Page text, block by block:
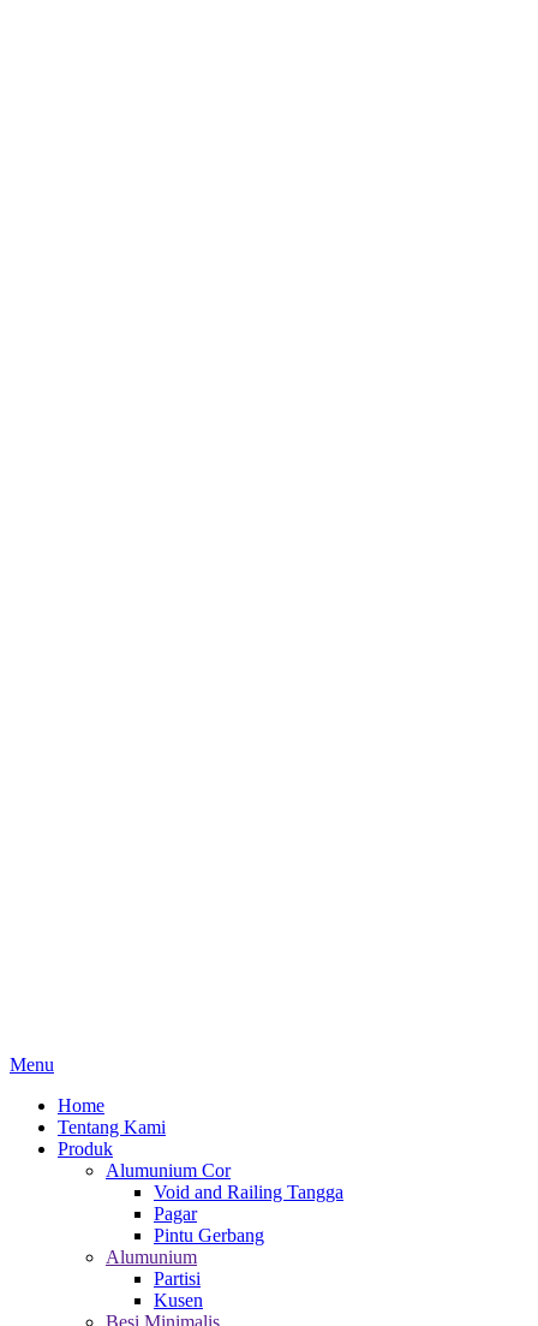
Menu
Home
Tentang Kami
Produk
Alumunium Cor
Void and Railing Tangga
Pagar
Pintu Gerbang
Alumunium
Partisi
Kusen
Besi Minimalis